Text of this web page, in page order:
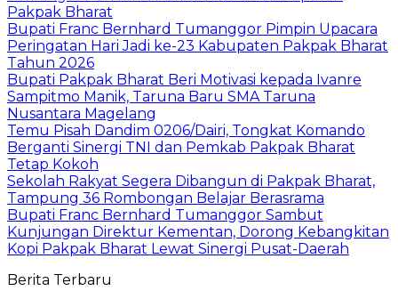
Pakpak Bharat
Bupati Franc Bernhard Tumanggor Pimpin Upacara
Peringatan Hari Jadi ke-23 Kabupaten Pakpak Bharat
Tahun 2026
Bupati Pakpak Bharat Beri Motivasi kepada Ivanre
Sampitmo Manik, Taruna Baru SMA Taruna
Nusantara Magelang
Temu Pisah Dandim 0206/Dairi, Tongkat Komando
Berganti Sinergi TNI dan Pemkab Pakpak Bharat
Tetap Kokoh
Sekolah Rakyat Segera Dibangun di Pakpak Bharat,
Tampung 36 Rombongan Belajar Berasrama
Bupati Franc Bernhard Tumanggor Sambut
Kunjungan Direktur Kementan, Dorong Kebangkitan
Kopi Pakpak Bharat Lewat Sinergi Pusat-Daerah
Berita Terbaru